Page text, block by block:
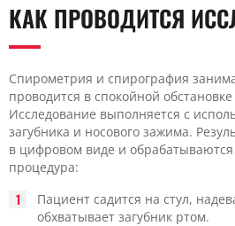
КАК ПРОВОДИТСЯ
Спирометрия и спирография
проводится в спокойной
Исследование выполняется с
загубника и носового зажима.
в цифровом виде и
процедура:
Пациент садится на стул,
обхватывает загубник ртом.